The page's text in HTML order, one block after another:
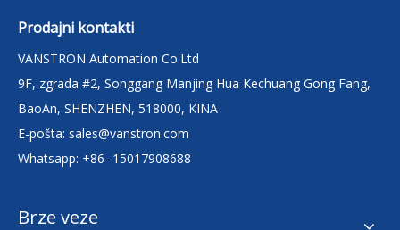
Prodajni kontakti
VANSTRON Automation Co.Ltd
9F, zgrada #2, Songgang Manjing Hua Kechuang Gong Fang,
BaoAn, SHENZHEN, 518000, KINA
E-pošta: sales@vanstron.com
Whatsapp: +86- 15017908688
Brze veze